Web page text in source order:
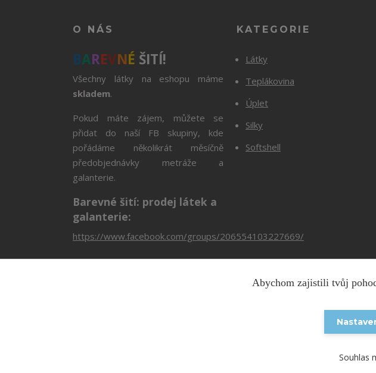
O NÁS
BAREVNÉ ŠITÍ!
Všechny látky na eshopu máme
skladem.
Pokud máte zájem, můžete se
přidat do naší FB skupiny, kde
pořádáme několikrát měsíčně
předobjednávky metráže a
galanterie.
Barevné šití: prodej látek a
galanterie:
https://www.facebook.com/groups/206554103227669/
KATEGORIE
Látky
Teplákovina
Úplet
Silky
Softshell
Abychom zajistili tvůj
Souhlas